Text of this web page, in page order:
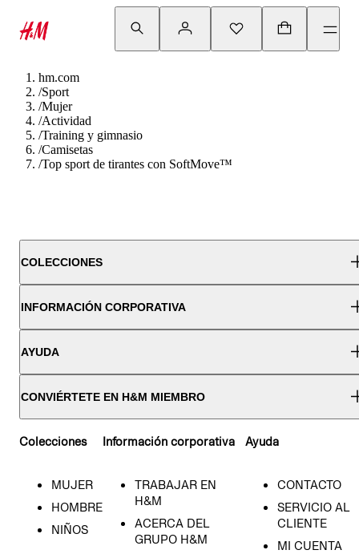
hm.com
/Sport
/Mujer
/Actividad
/Training y gimnasio
/Camisetas
/Top sport de tirantes con SoftMove™
COLECCIONES
INFORMACIÓN CORPORATIVA
AYUDA
CONVIÉRTETE EN H&M MIEMBRO
Colecciones
MUJER
HOMBRE
NIÑOS
Información corporativa
TRABAJAR EN
H&M
ACERCA DEL
GRUPO H&M
Ayuda
CONTACTO
SERVICIO AL
CLIENTE
MI CUENTA